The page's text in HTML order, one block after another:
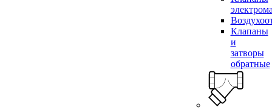
Клапаны
и
затворы
обратные